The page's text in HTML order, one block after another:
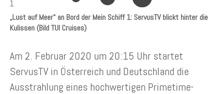
„Lust auf Meer“ an Bord der Mein Schiff 1: ServusTV blickt hinter die
Kulissen (Bild TUI Cruises)
Am 2. Februar 2020 um 20:15 Uhr startet
ServusTV in Österreich und Deutschland die
Ausstrahlung eines hochwertigen Primetime-